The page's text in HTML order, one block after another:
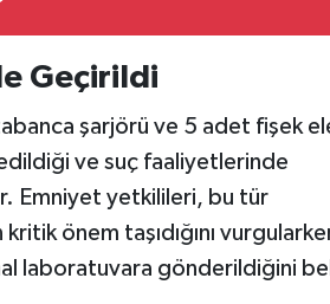
Geçirildi
şarjörü ve 5 adet fişek
ve suç faaliyetlerinde
Emniyet yetkilileri, bu tür
önem taşıdığını
laboratuvara gönderildiğini